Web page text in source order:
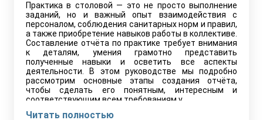
Практика в столовой — это не просто выполнение
заданий, но и важный опыт взаимодействия с
персоналом, соблюдения санитарных норм и правил,
а также приобретение навыков работы в коллективе.
Составление отчёта по практике требует внимания
к деталям, умения грамотно представить
полученные навыки и осветить все аспекты
деятельности. В этом руководстве мы подробно
рассмотрим основные этапы создания отчёта,
чтобы сделать его понятным, интересным и
соответствующим всем требованиям.v
Читать полностью